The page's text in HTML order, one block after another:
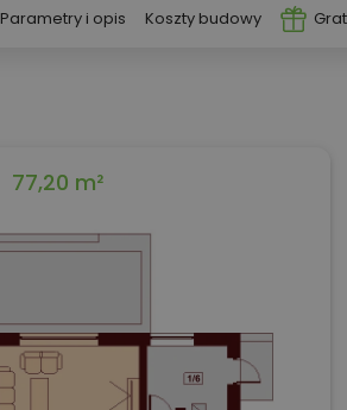
Parametry i opis Koszty budowy
77,20 m²